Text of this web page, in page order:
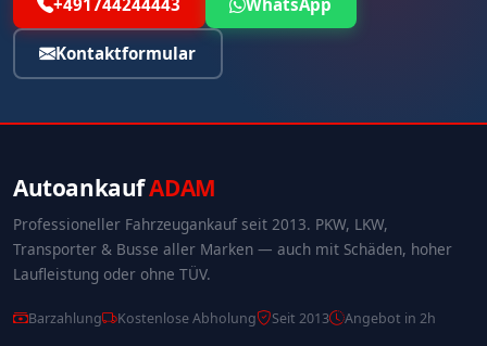
Kontaktformular
AutoankaufADAM
Professioneller Fahrzeugankauf seit 2013. PKW, LKW,
Transporter & Busse aller Marken — auch mit Schäden, hoher
Laufleistung oder ohne TÜV.
Barzahlung Kostenlose Abholung Seit 2013 Angebot in 2h